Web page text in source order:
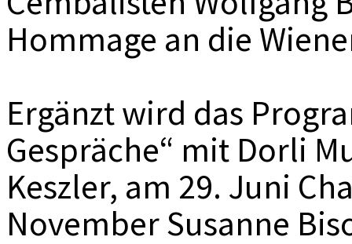
Hommage an die
Ergänzt wird das
Gespräche“ mit Dorli
Keszler, am 29. Juni
November Susanne